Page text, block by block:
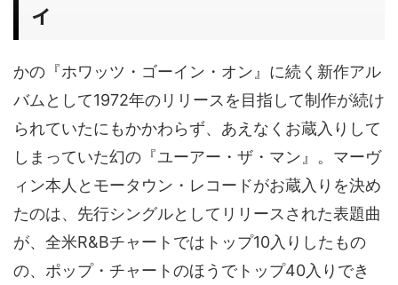
イ
かの『ホワッツ・ゴーイン・オン』に続く新作アル
バムとして1972年のリリースを目指して制作が続け
られていたにもかかわらず、あえなくお蔵入りして
しまっていた幻の『ユーアー・ザ・マン』。マーヴ
ィン本人とモータウン・レコードがお蔵入りを決め
たのは、先行シングルとしてリリースされた表題曲
が、全米R&Bチャートではトップ10入りしたもの
の、ポップ・チャートのほうでトップ40入りでき